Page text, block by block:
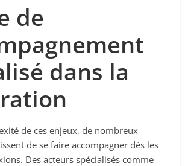
de
dans la
de ces enjeux, de nombreux
de se faire accompagner dès les
Des acteurs spécialisés comme